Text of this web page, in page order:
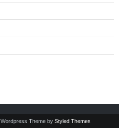
Wordpress Theme by Styled Themes